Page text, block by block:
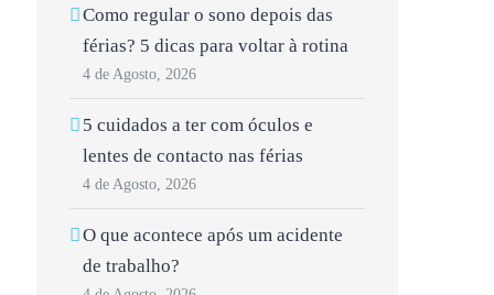
Como regular o sono depois das
férias? 5 dicas para voltar à rotina
4 de Agosto, 2026
5 cuidados a ter com óculos e
lentes de contacto nas férias
4 de Agosto, 2026
O que acontece após um acidente
de trabalho?